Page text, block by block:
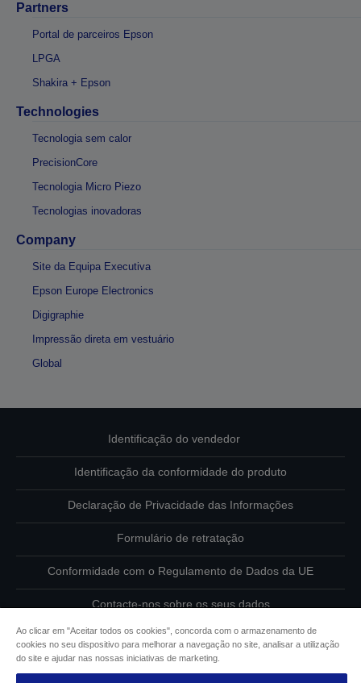
Partners
Portal de parceiros Epson
LPGA
Shakira + Epson
Technologies
Tecnologia sem calor
PrecisionCore
Tecnologia Micro Piezo
Tecnologias inovadoras
Company
Site da Equipa Executiva
Epson Europe Electronics
Digigraphie
Impressão direta em vestuário
Global
Identificação do vendedor
Identificação da conformidade do produto
Declaração de Privacidade das Informações
Formulário de retratação
Conformidade com o Regulamento de Dados da UE
Contacte-nos sobre os seus dados
Informações sobre cookies
Ao clicar em "Aceitar todos os cookies", concorda com o armazenamento de
cookies no seu dispositivo para melhorar a navegação no site, analisar a utilização
do site e ajudar nas nossas iniciativas de marketing.